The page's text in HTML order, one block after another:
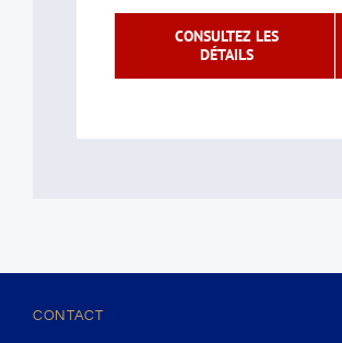
CONSULTEZ LES
DÉTAILS
CONTACT